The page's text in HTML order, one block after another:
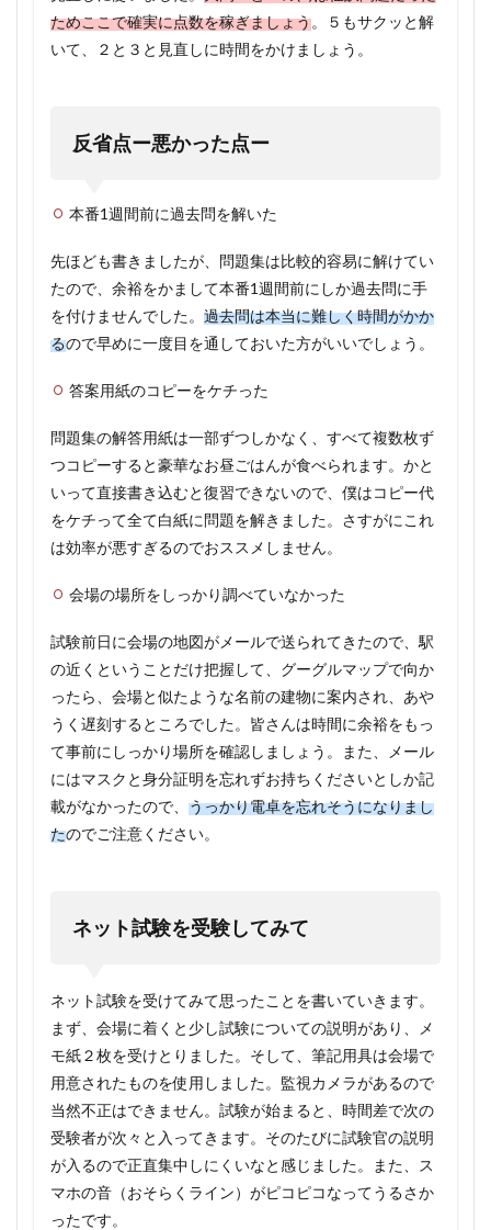
ためここで確実に点数を稼ぎましょう。５もサクッと解
いて、２と３と見直しに時間をかけましょう。
反省点ー悪かった点ー
本番1週間前に過去問を解いた
先ほども書きましたが、問題集は比較的容易に解けてい
たので、余裕をかまして本番1週間前にしか過去問に手
を付けませんでした。 過去問は本当に難しく時間がかか
るので早めに一度目を通しておいた方がいいでしょう。
答案用紙のコピーをケチった
問題集の解答用紙は一部ずつしかなく、すべて複数枚ず
つコピーすると豪華なお昼ごはんが食べられます。かと
いって直接書き込むと復習できないので、僕はコピー代
をケチって全て白紙に問題を解きました。さすがにこれ
は効率が悪すぎるのでおススメしません。
会場の場所をしっかり調べていなかった
試験前日に会場の地図がメールで送られてきたので、駅
の近くということだけ把握して、グーグルマップで向か
ったら、会場と似たような名前の建物に案内され、あや
うく遅刻するところでした。皆さんは時間に余裕をもっ
て事前にしっかり場所を確認しましょう。また、メール
にはマスクと身分証明を忘れずお持ちくださいとしか記
載がなかったので、 うっかり電卓を忘れそうになりまし
たのでご注意ください。
ネット試験を受験してみて
ネット試験を受けてみて思ったことを書いていきます。
まず、会場に着くと少し試験についての説明があり、メ
モ紙２枚を受けとりました。そして、筆記用具は会場で
用意されたものを使用しました。監視カメラがあるので
当然不正はできません。試験が始まると、時間差で次の
受験者が次々と入ってきます。そのたびに試験官の説明
が入るので正直集中しにくいなと感じました。また、ス
マホの音（おそらくライン）がピコピコなってうるさか
ったです。